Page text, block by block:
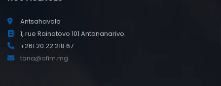
Antsahavola
1, rue Rainotovo 101 Antananarivo.
+261 20 22 218 67
tana@ofim.mg